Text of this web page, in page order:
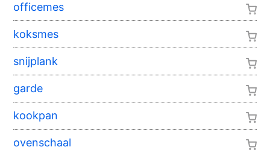
officemes
koksmes
snijplank
garde
kookpan
ovenschaal